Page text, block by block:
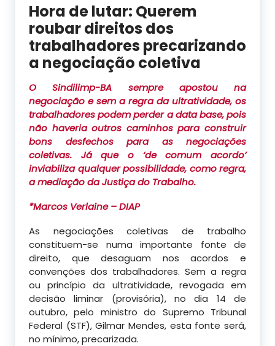
Hora de lutar: Querem
roubar direitos dos
trabalhadores precarizando
a negociação coletiva
O Sindilimp-BA sempre apostou na
negociação e sem a regra da ultratividade, os
trabalhadores podem perder a data base, pois
não haveria outros caminhos para construir
bons desfechos para as negociações
coletivas. Já que o ‘de comum acordo’
inviabiliza qualquer possibilidade, como regra,
a mediação da Justiça do Trabalho.
*Marcos Verlaine – DIAP
As negociações coletivas de trabalho
constituem-se numa importante fonte de
direito, que desaguam nos acordos e
convenções dos trabalhadores. Sem a regra
ou princípio da ultratividade, revogada em
decisão liminar (provisória), no dia 14 de
outubro, pelo ministro do Supremo Tribunal
Federal (STF), Gilmar Mendes, esta fonte será,
no mínimo, precarizada.